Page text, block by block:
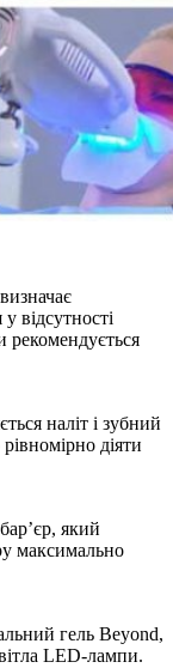
відсутності
рекомендується
наліт і зубний
діяти
який
максимально
гель Beyond,
LED-лампи.